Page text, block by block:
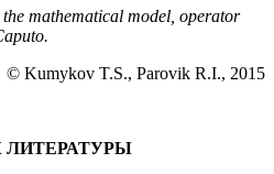
mathematical model, operator
© Kumykov T.S., Parovik R.I., 2015
ЛИТЕРАТУРЫ